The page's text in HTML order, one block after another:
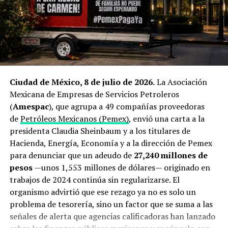
Qué está en juego: el peso
económico y energético del
estrecho de Ormuz
punto más angosto y separa las costas de Irán y Omán
Se trata del único acceso marítimo desde el Golfo
Pérsico hacia mar abierto y, en condiciones normales,
por ahí transitaba cerca de una quinta parte del
petróleo transportado por vía marítima a escala global,
además de un porcentaje significativo del gas natural
licuado producido por Arabia Saudita, Emiratos Árabes
Unidos, Irak y Catar con destino principal a Asia, de
acuerdo con estimaciones de laAdministración de
Información Energética de Estados Unidos.
Desde finales de febrero, ese flujo se ha visto
producción mexicana.
El cierre de Ormuz dispara la
búsqueda de proveedores
alternativos
El origen de esta operación está directamente ligado a la
guerra que estalló a finales de febrero de 2026 entre
Estados Unidos, Israel e Irán. El bloqueo del estrecho de
Ormuz —ruta por la que transita aproximadamente una
quinta parte de la demanda mundial de crudo— provocó
un repunte superior al 22% interanual en los precios del
petróleo Brenty encendió las alarmas en Tokio.
Antes del conflicto, Japón dependía de Medio Oriente
para cerca del 94% de sus importaciones petroleras, y
hasta un 70% de todo su suministro debía transitar
Ciudad de México, 8 de julio de 2026.La Asociación
Mexicana de Empresas de Servicios Petroleros
(Amespac), que agrupa a 49 compañías proveedoras
dePetróleos Mexicanos (Pemex), envió una carta a la
presidenta Claudia Sheinbaum y a los titulares de
Hacienda, Energía, Economía y a la dirección de Pemex
para denunciar que un adeudo de 27,240 millones de
pesos—unos 1,553 millones de dólares— originado en
trabajos de 2024 continúa sin regularizarse. El
organismo advirtió que ese rezago ya no es solo un
problema de tesorería, sino un factor que se suma a las
señales de alerta que agencias calificadoras han lanzado